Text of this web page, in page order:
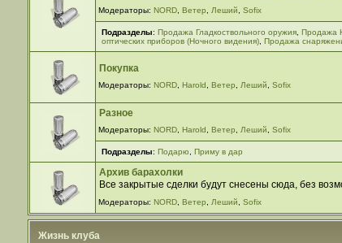
Модераторы:NORD ,Ветер Леший ,Sofix
Подразделы: Продажа Гладкоствольного оружия, Продажа
оптических приборов (Ночного видения), Продажа
Покупка
Модераторы:NORD ,Harold ,Ветер Леший ,Sofix
Разное
Модераторы:NORD ,Harold ,Ветер Леший ,Sofix
Подразделы: Подарю, Приму в дар
Архив барахолки
Все закрытые сделки будут снесены сюда, без
Модераторы:NORD ,Ветер Леший ,Sofix
Жизнь клуба